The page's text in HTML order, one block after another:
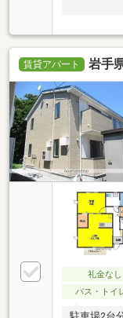
賃貸アパート 岩手
礼金なし
バス・トイ